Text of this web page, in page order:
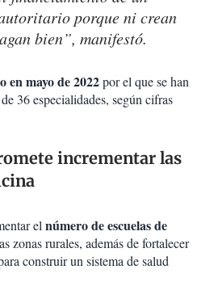
porque ni crean
bien”, manifestó.
mayo de 2022por el que se han
36 especialidades, según cifras
incrementar las
elnúmero de escuelas de
zonas rurales, además de fortalecer
construir un sistema de salud